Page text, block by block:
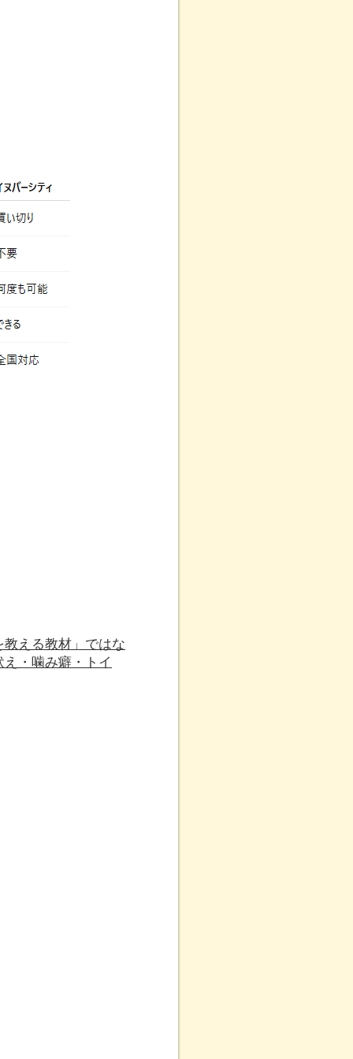
える教材」ではな
・噛み癖・トイ